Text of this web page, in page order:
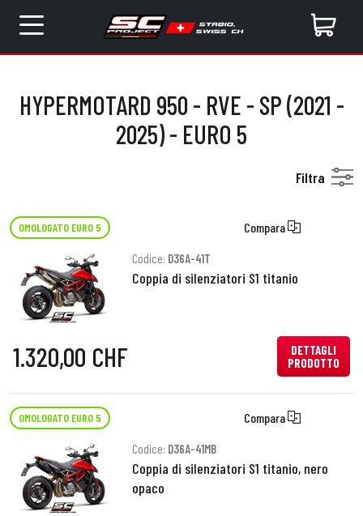
HYPERMOTARD 950 - RVE - SP (2021 -
2025) - EURO 5
Filtra
OMOLOGATO EURO 5 Compara
Codice: D36A-41T
Coppia di silenziatori S1 titanio
1.320,00 CHF
DETTAGLI
PRODOTTO
OMOLOGATO EURO 5 Compara
Codice: D36A-41MB
Coppia di silenziatori S1 titanio, nero
opaco